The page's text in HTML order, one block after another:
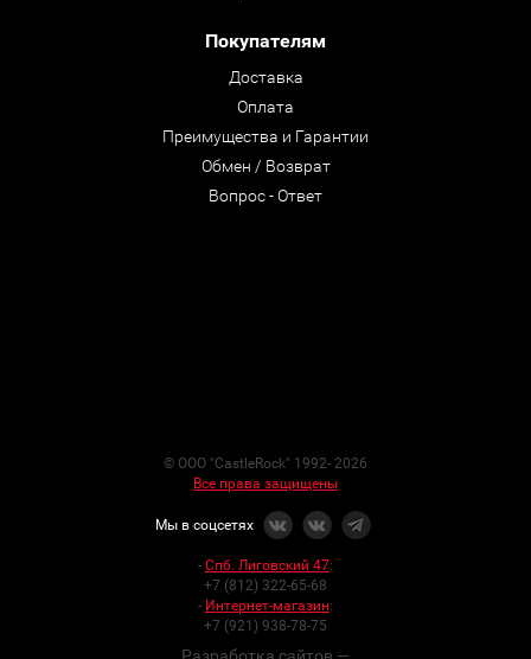
Покупателям
Доставка
Оплата
Преимущества и Гарантии
Обмен / Возврат
Вопрос - Ответ
© ООО "CastleRock" 1992- 2026
Все права защищены
Мы в соцсетях
- Спб. Лиговский 47:
+7 (812) 322-65-68
- Интернет-магазин:
+7 (921) 938-78-75